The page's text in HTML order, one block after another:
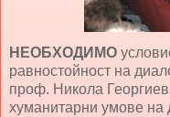
НЕОБХОДИМО
равностойност на
проф. Никола
хуманитарни умове